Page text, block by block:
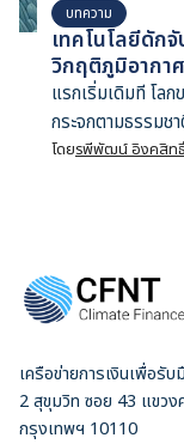
บทความ
เทคโนโลยีดัก
วิกฤติภูมิอากา
แรกเริ่มเดิมที โลก
กระจกตามธรรมช
ด้วยเหล่าพืชพรรณ
โดยรพีพัฒน์ อิงคสิท
เครือข่ายการเงินเพื่อรั
2 สุขุมวิท ซอย 43 แขว
กรุงเทพฯ 10110